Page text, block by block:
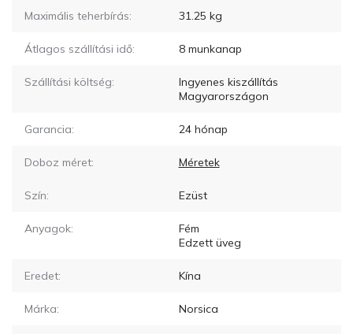
Maximális teherbírás: 31.25 kg
Átlagos szállítási idő: 8munkanap
Szállítási költség:
Ingyenes kiszállítás
Magyarországon
Garancia: 24 hónap
Doboz méret: Méretek
Szín: Ezüst
Anyagok:
Fém
Edzett üveg
Eredet: Kína
Márka: Norsica